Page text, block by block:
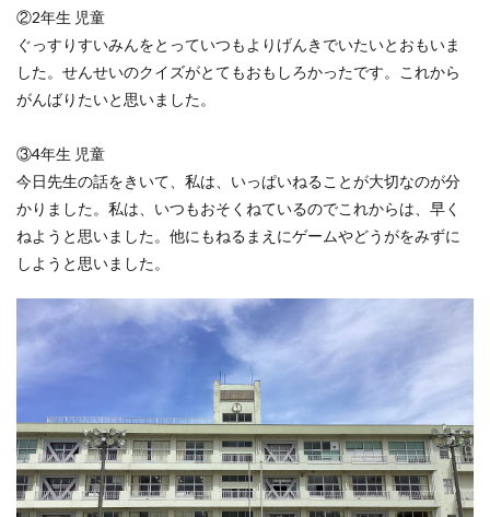
②2年生 児童
ぐっすりすいみんをとっていつもよりげんきでいたいとおもいま
した。せんせいのクイズがとてもおもしろかったです。これから
がんばりたいと思いました。
③4年生 児童
今日先生の話をきいて、私は、いっぱいねることが大切なのが分
かりました。私は、いつもおそくねているのでこれからは、早く
ねようと思いました。他にもねるまえにゲームやどうがをみずに
しようと思いました。